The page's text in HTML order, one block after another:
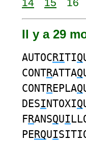
Il y a 29
AUTOCRITIQ
CONTRATTAQ
CONTREPLAQ
DESINTOXIQ
FRANSQUI
PERQUI